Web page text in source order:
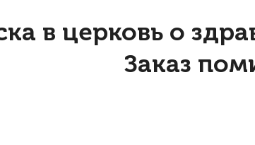
в церковь о
Заказ